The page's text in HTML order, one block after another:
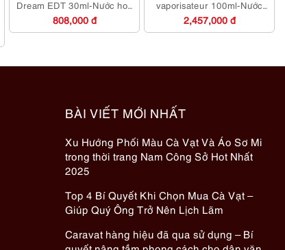
Dream EDT 30ml-Nước hoa
nữ-Chưa sử dụng
808,000 đ
vaporisateur 100ml-Nước
hoa nam-Chưa sử dụng
2,457,000 đ
BÀI VIẾT MỚI NHẤT
Xu Hướng Phối Màu Cà Vạt Và Áo Sơ Mi
trong thời trang Nam Công Sở Hot Nhất
2025
Top 4 Bí Quyết Khi Chọn Mua Cà Vạt –
Giúp Quý Ông Trở Nên Lịch Lãm
Caravat hàng hiệu đã qua sử dụng – Bí